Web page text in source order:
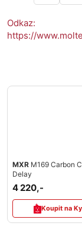
Odkaz:
https://
MXR M169 Carbon
Delay
4 220,-
Koupit na